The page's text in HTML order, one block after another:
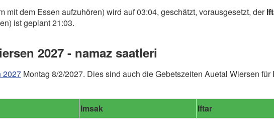
mit dem Essen aufzuhören) wird auf 03:04, geschätzt, vorausgesetzt, der
ist geplant 21:03.
2027 - namaz saatleri
2027 Montag 8/2/2027. Dies sind auch die Gebetszeiten Auetal Wiersen für
Imsak
Iftar